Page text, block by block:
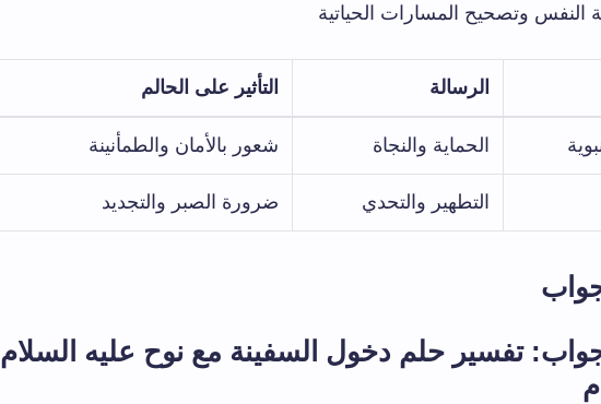
النفس وتصحيح المسارات الحياتية
الرسالة التأثير على الحالم
الحماية والنجاة شعور بالأمان والطمأنينة
التطهير والتحدي ضرورة الصبر والتجديد
تفسير حلم دخول السفينة مع نوح عليه السلام